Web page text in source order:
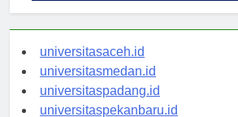
universitasaceh.id
universitasmedan.id
universitaspadang.id